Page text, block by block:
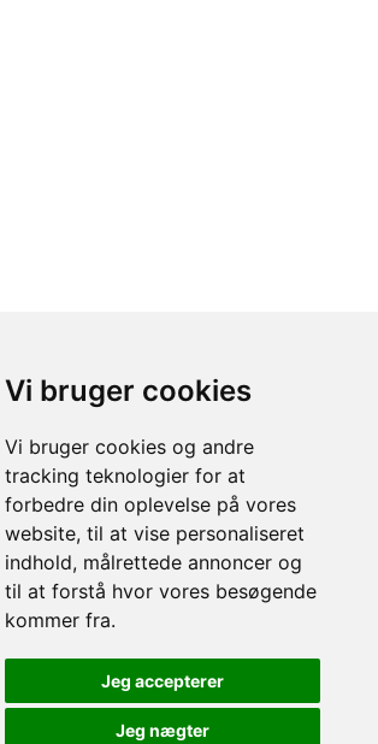
Vi bruger cookies
Vi bruger cookies og andre
tracking teknologier for at
forbedre din oplevelse på vores
website, til at vise personaliseret
indhold, målrettede annoncer og
til at forstå hvor vores besøgende
kommer fra.
Jeg accepterer
Jeg nægter